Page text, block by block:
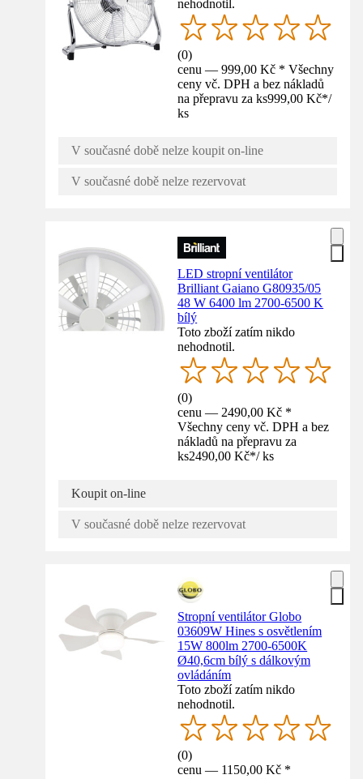
nehodnotil.
(0)
cenu — 999,00 Kč * Všechny
ceny vč. DPH a bez nákladů
na přepravu za ks999,00 Kč*/
ks
V současné době nelze koupit on-line
V současné době nelze rezervovat
LED stropní ventilátor
Brilliant Gaiano G80935/05
48 W 6400 lm 2700-6500 K
bílý
Toto zboží zatím nikdo
nehodnotil.
(0)
cenu — 2490,00 Kč *
Všechny ceny vč. DPH a bez
nákladů na přepravu za
ks2490,00 Kč*/ ks
Koupit on-line
V současné době nelze rezervovat
Stropní ventilátor Globo
03609W Hines s osvětlením
15W 800lm 2700-6500K
Ø40,6cm bílý s dálkovým
ovládáním
Toto zboží zatím nikdo
nehodnotil.
(0)
cenu — 1150,00 Kč *